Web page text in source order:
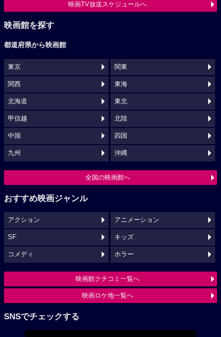
映画TV放送スケジュールへ
映画館を探す
都道府県から映画館
東京 関東
関西 東海
北海道 東北
甲信越 北陸
中国 四国
九州 沖縄
全国の映画館へ
おすすめ映画ジャンル
アクション アニメーション
SF キッズ
コメディ ホラー
映画館クチコミ一覧へ
映画ロケ地一覧へ
SNSでチェックする